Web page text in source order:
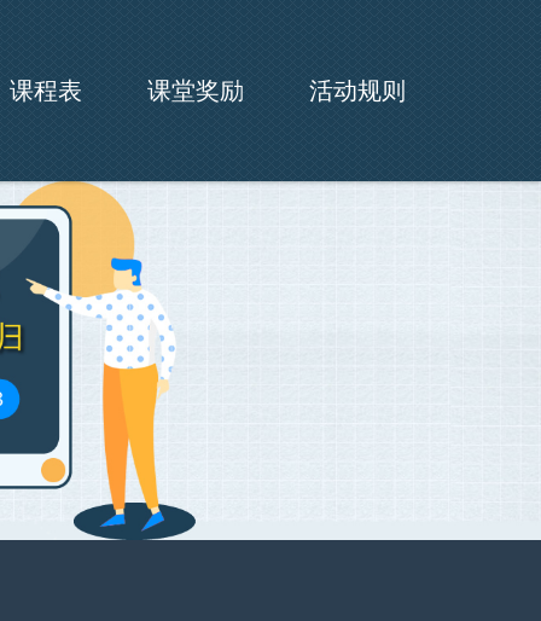
课程表 课堂奖励 活动规则